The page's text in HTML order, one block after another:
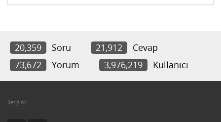
20,359 Soru 21,912
Cevap
73,672
Yorum 3,976,219 Kullanıcı
İletişim